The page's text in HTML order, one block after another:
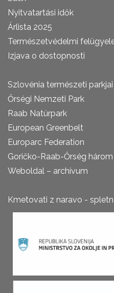
Nyitvatartási idők
Árlista 2025
Természetvédelmi
Izjava o dostopnosti
Szlovénia természeti parkjai
Őrségi Nemzeti Park
Raab Natúrpark
European Greenbelt
Europarc Federation
Goričko-Raab-Őrség
Weboldal – archívum
Kmetovati z naravo -